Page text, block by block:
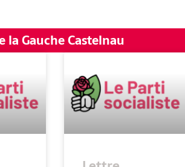
la Gauche Castelnau